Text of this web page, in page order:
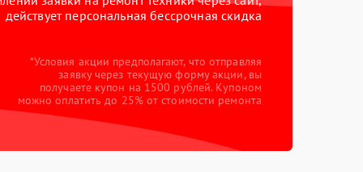
действует персональная бессрочная скидка
*Условия акции предполагают, что отправляя
заявку через текущую форму акции, вы
получаете купон на 1500 рублей. Купоном
можно оплатить до 25% от стоимости ремонта